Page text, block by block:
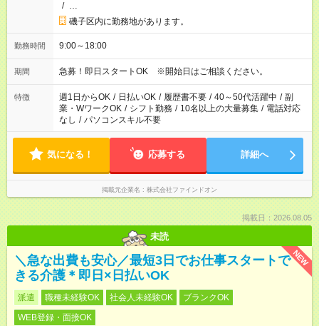
/ …
磯子区内に勤務地があります。
勤務時間 9:00～18:00
期間 急募！即日スタートOK ※開始日はご相談ください。
特徴 週1日からOK / 日払いOK / 履歴書不要 / 40～50代活躍中 / 副
業・WワークOK / シフト勤務 / 10名以上の大量募集 / 電話対応
なし / パソコンスキル不要
気になる！ 応募する 詳細へ
掲載元企業名 株式会社ファインドオン
掲載日：2026.08.05
未読
NEW
＼急な出費も安心／最短3日でお仕事スタートで
きる介護＊即日×日払いOK
派遣 職種未経験OK 社会人未経験OK
ブランクOK
WEB登録・面接OK